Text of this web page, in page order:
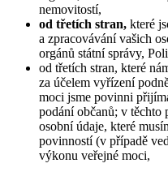
nemovitostí,
od třetích stran, které
a zpracovávání vašich
orgánů státní správy,
od třetích stran, které
za účelem vyřízení
moci jsme povinni
podání občanů; v těchto
osobní údaje, které
povinností (v případě
výkonu veřejné moci,